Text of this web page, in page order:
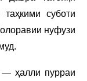
суботи
нуфузи
— ҳалли пурраи